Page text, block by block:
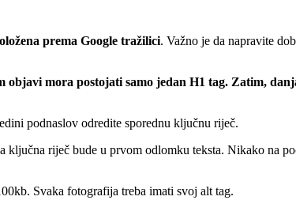
prema Google tražilici. Važno je da napravite
mora postojati samo jedan H1 tag. Zatim,
podnaslov odredite sporednu ključnu riječ.
riječ bude u prvom odlomku teksta. Nikako na
Svaka fotografija treba imati svoj alt tag.